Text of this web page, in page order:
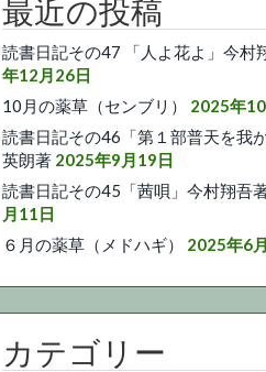
最近の投稿
読書日記その47 「人よ花よ」今村
年12月26日
10月の薬草（センブリ）
2025年
読書日記その46「第１部普天を我
英朗著 2025年9月19日
読書日記その45「茜唄」今村翔吾
月11日
６月の薬草（メドハギ）
2025年6
カテゴリー